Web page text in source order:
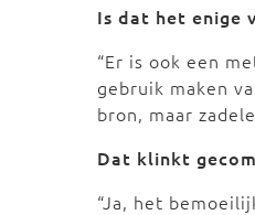
Is dat het enige
“Er is ook een
gebruik maken
bron, maar
Dat klinkt
“Ja, het